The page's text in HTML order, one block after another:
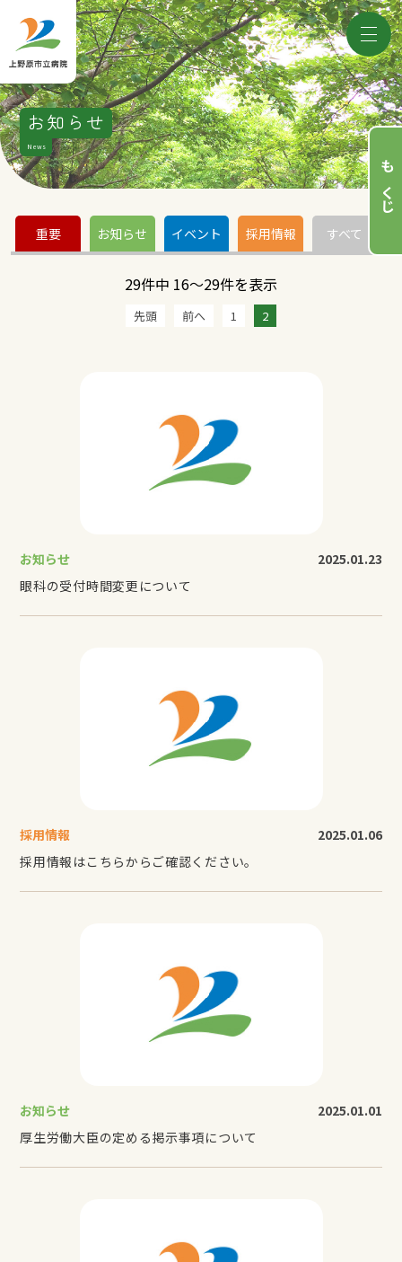
お知らせ
News
重要 お知らせ イベント 採用情報 すべて
29件中 16～29件を表示
先頭 前へ 1 2
お知らせ
2025.01.23
眼科の受付時間変更について
採用情報
2025.01.06
採用情報はこちらからご確認ください。
お知らせ
2025.01.01
厚生労働大臣の定める掲示事項について
もくじ